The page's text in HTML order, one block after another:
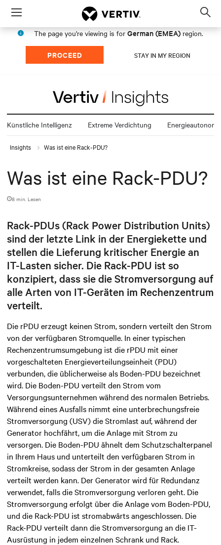
Menu
The page you're viewing is for German (EMEA) region.
PROCEED STAY IN MY REGION
Künstliche Intelligenz Extreme Verdichtung
Insights Was ist eine Rack-PDU?
Was ist eine Rack-PDU?
8 min. Lesen
Rack-PDUs (Rack Power Distribution Units)
sind der letzte Link in der Energiekette und
stellen die Lieferung kritischer Energie an
IT-Lasten sicher. Die Rack-PDU ist so
konzipiert, dass sie die Stromversorgung auf
alle Arten von IT-Geräten im Rechenzentrum
verteilt.
Die rPDU erzeugt keinen Strom, sondern verteilt den Strom
von der verfügbaren Stromquelle. In einer typischen
Rechenzentrumsumgebung ist die rPDU mit einer
vorgeschalteten Energieverteilungseinheit (PDU)
verbunden, die üblicherweise als Boden-PDU bezeichnet
wird. Die Boden-PDU verteilt den Strom vom
Versorgungsunternehmen während des normalen Betriebs.
Während eines Ausfalls nimmt eine unterbrechungsfreie
Stromversorgung (USV) die Stromlast auf, während der
Generator hochfährt, um die Anlage mit Strom zu
versorgen. Die Boden-PDU ähnelt dem Schutzschalterpanel
in Ihrem Haus und unterteilt den verfügbaren Strom in
Stromkreise, sodass der Strom in der gesamten Anlage
verteilt werden kann. Der Generator wird für Redundanz
verwendet, falls die Stromversorgung verloren geht. Die
Stromversorgung erfolgt über die Anlage vom Boden-PDU,
und die Rack-PDU ist stromabwärts angeschlossen. Die
Rack-PDU verteilt dann die Stromversorgung an die IT-
Ausrüstung in jedem einzelnen Schrank und Rack.